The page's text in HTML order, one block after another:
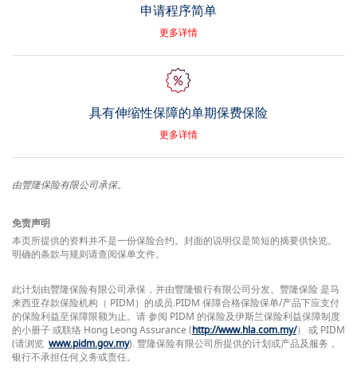
申请程序简单
更多详情
具有伸缩性保障的单期保费保险
更多详情
由豐隆保险有限公司承保。
免责声明
本页所提供的资料并不是一份保险合约。封面的说明仅是简短的摘要供快览。
明确的条款与规则请查阅保单文件。
此计划由豐隆保险有限公司承保，并由豐隆银行有限公司分发。豐隆保险 是马
来西亚存款保险机构（ PIDM）的成员.PIDM 保障合格保险保单/产品下应支付
的保险利益至保障限额为止。请 参阅 PIDM 的保险及伊斯兰保险利益保障制度
的小册子 或联络 Hong Leong Assurance (http://www.hla.com.my/） 或 PIDM
(请浏览 www.pidm.gov.my). 豐隆保险有限公司所提供的计划或产品及服务，
银行不承担任何义务或责任。